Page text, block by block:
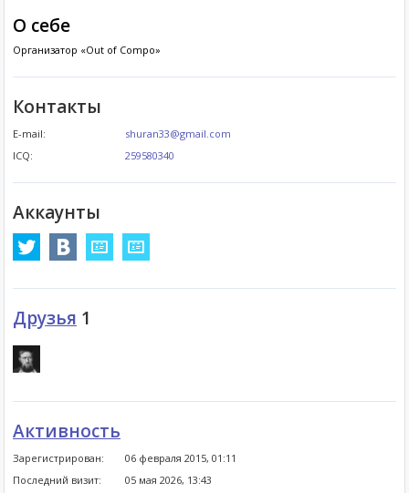
О себе
Организатор «Out of Compo»
Контакты
E-mail:
shuran33@gmail.com
ICQ:
259580340
Аккаунты
Друзья 1
Активность
Зарегистрирован:
06 февраля 2015, 01:11
Последний визит:
05 мая 2026, 13:43